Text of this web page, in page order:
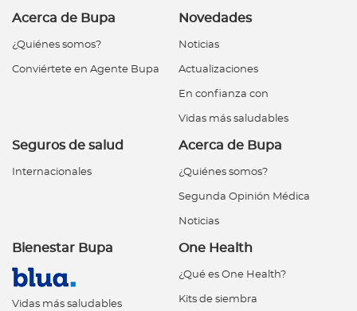
Acerca de Bupa
¿Quiénes somos?
Conviértete en Agente Bupa
Novedades
Noticias
Actualizaciones
En confianza con
Vidas más saludables
Seguros de salud
Internacionales
Acerca de Bupa
¿Quiénes somos?
Segunda Opinión Médica
Noticias
Bienestar Bupa
Vidas más saludables
One Health
¿Qué es One Health?
Kits de siembra